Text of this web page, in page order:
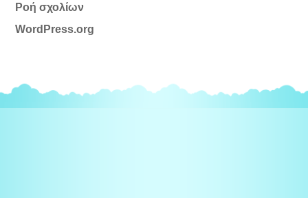
Ροή σχολίων
WordPress.org